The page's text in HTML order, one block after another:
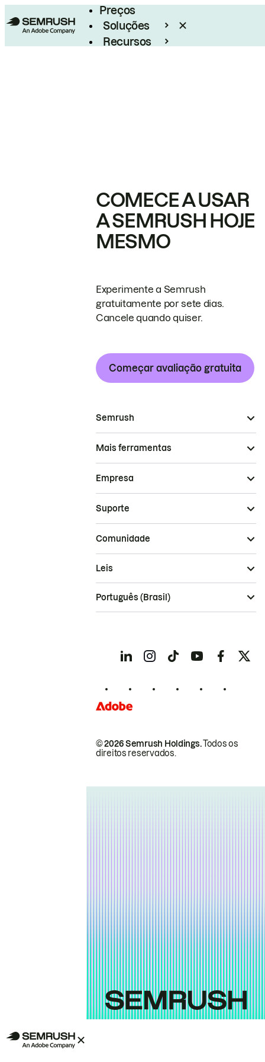
Preços
Soluções
Recursos
COMECE A USAR
A SEMRUSH HOJE
MESMO
Experimente a Semrush
gratuitamente por sete dias.
Cancele quando quiser.
Começar avaliação gratuita
Semrush
Mais ferramentas
Empresa
Suporte
Comunidade
© 2026 Semrush Holdings.Todos os
direitos reservados.
Leis
Português (Brasil)